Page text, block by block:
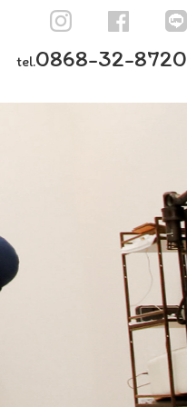
tel.0868-32-8720